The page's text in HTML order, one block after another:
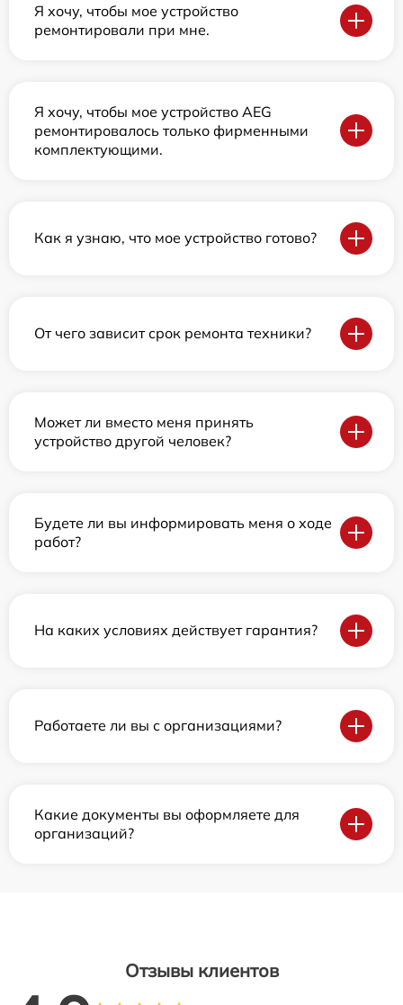
Я хочу, чтобы мое устройство
ремонтировали при мне.
Я хочу, чтобы мое устройство AEG
ремонтировалось только фирменными
комплектующими.
Как я узнаю, что мое устройство готово?
От чего зависит срок ремонта техники?
Может ли вместо меня принять
устройство другой человек?
Будете ли вы информировать меня о ходе
работ?
На каких условиях действует гарантия?
Работаете ли вы с организациями?
Какие документы вы оформляете для
организаций?
Отзывы клиентов